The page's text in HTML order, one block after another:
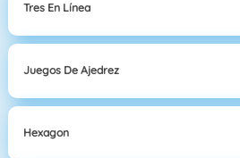
Tres En Línea
Juegos De Ajedrez
Hexagon